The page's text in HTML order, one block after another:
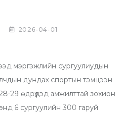
2026-04-01
мэргэжлийн сургуулиудын
дундах спортын тэмцээн
29 өдрүүдэд амжилттай зохион
6 сургуулийн 300 гаруй